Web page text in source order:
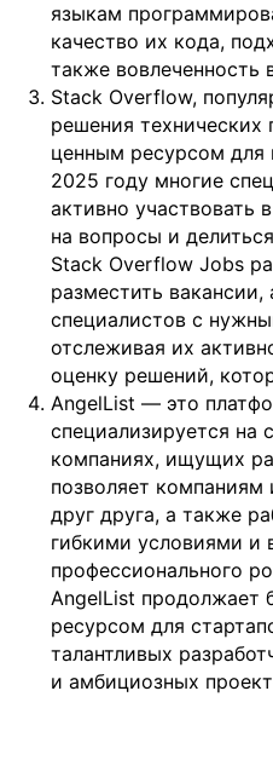
языкам
качество их кода,
также вовлеченность
Stack Overflow,
решения технических
ценным ресурсом для
2025 году многие
активно участвовать
на вопросы и
Stack Overflow Jobs
разместить вакансии,
специалистов с
отслеживая их
оценку решений,
AngelList — это
специализируется на
компаниях, ищущих
позволяет компаниям
друг друга, а также
гибкими условиями и
профессионального
AngelList продолжает
ресурсом для
талантливых
и амбициозных